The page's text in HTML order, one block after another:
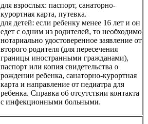
для взрослых: паспорт, санаторно-
курортная карта, путевка.
для детей: если ребенку менее 16 лет и он
едет с одним из родителей, то необходимо
нотариально удостоверенное заявление от
второго родителя (для пересечения
границы иностранными гражданами),
паспорт или копия свидетельства о
рождении ребенка, санаторно-курортная
карта и направление от педиатра для
ребенка. Справка об отсутствии контакта
с инфекционными больными.